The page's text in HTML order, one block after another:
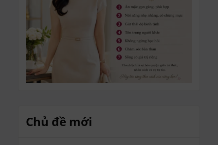
Chủ đề mới